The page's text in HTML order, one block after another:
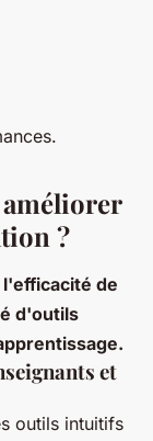
?
de
d'outils
et
outils intuitifs